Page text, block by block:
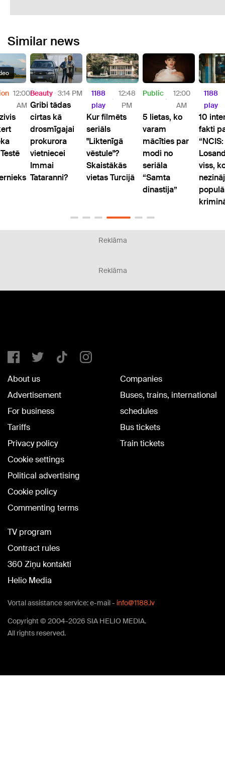
Similar news
12:00
AM
Beauty 3:14 PM
Gribi tādas
cirtas kā
drosmīgajai
prokurora
vietniecei
Immai
Tataranni?
1188
play
12:48
PM
Kur filmēts
seriāls
"Liktenīgā
vēstule"?
Skaistākās
vietas Turcijā
Public
12:00
AM
5 lietas, ko
varam
mācīties par
modi no
seriāla
“Samta
dinastija”
1188
play
10
fakti
“NCIS:
viss,
Reklāma
Reklāma
About us
Advertisement
For business
Tariffs
Privacy policy
Cookie settings
Political advertising
Cookie policy
Commenting terms
Companies
Buses, trains, international
schedules
Bus tickets
Train tickets
TV program
Contract rules
360 Ziņu kontakti
Helio Media
Vortal assistance service: e-mail - info@1188.lv
Copyright © 2004-2026 SIA HELIO MEDIA.
All rights reserved.